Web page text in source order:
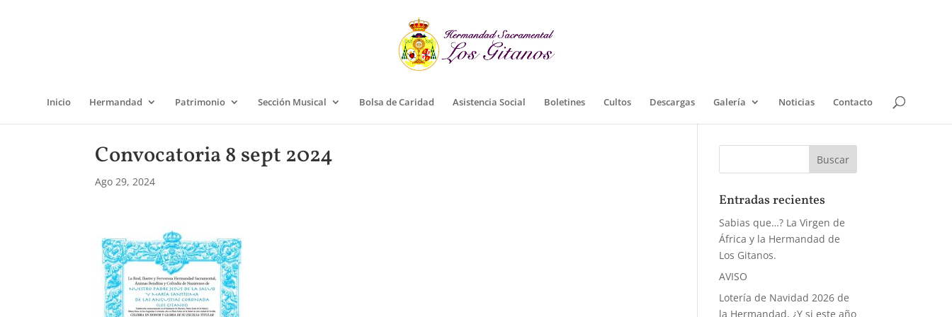
Inicio Hermandad Patrimonio Sección Musical Bolsa de Caridad Asistencia Social Boletines Cultos Descargas Galería Noticias Contacto
Convocatoria 8 sept 2024
Ago 29, 2024
Entradas recientes
Sabias que…? La Virgen de
África y la Hermandad de
Los Gitanos.
AVISO
Lotería de Navidad 2026 de
la Hermandad, ¿Y si este año